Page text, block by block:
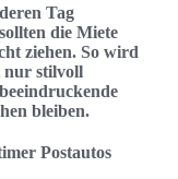
Tag
die Miete
ziehen. So wird
nur stilvoll
bleiben.
Postautos